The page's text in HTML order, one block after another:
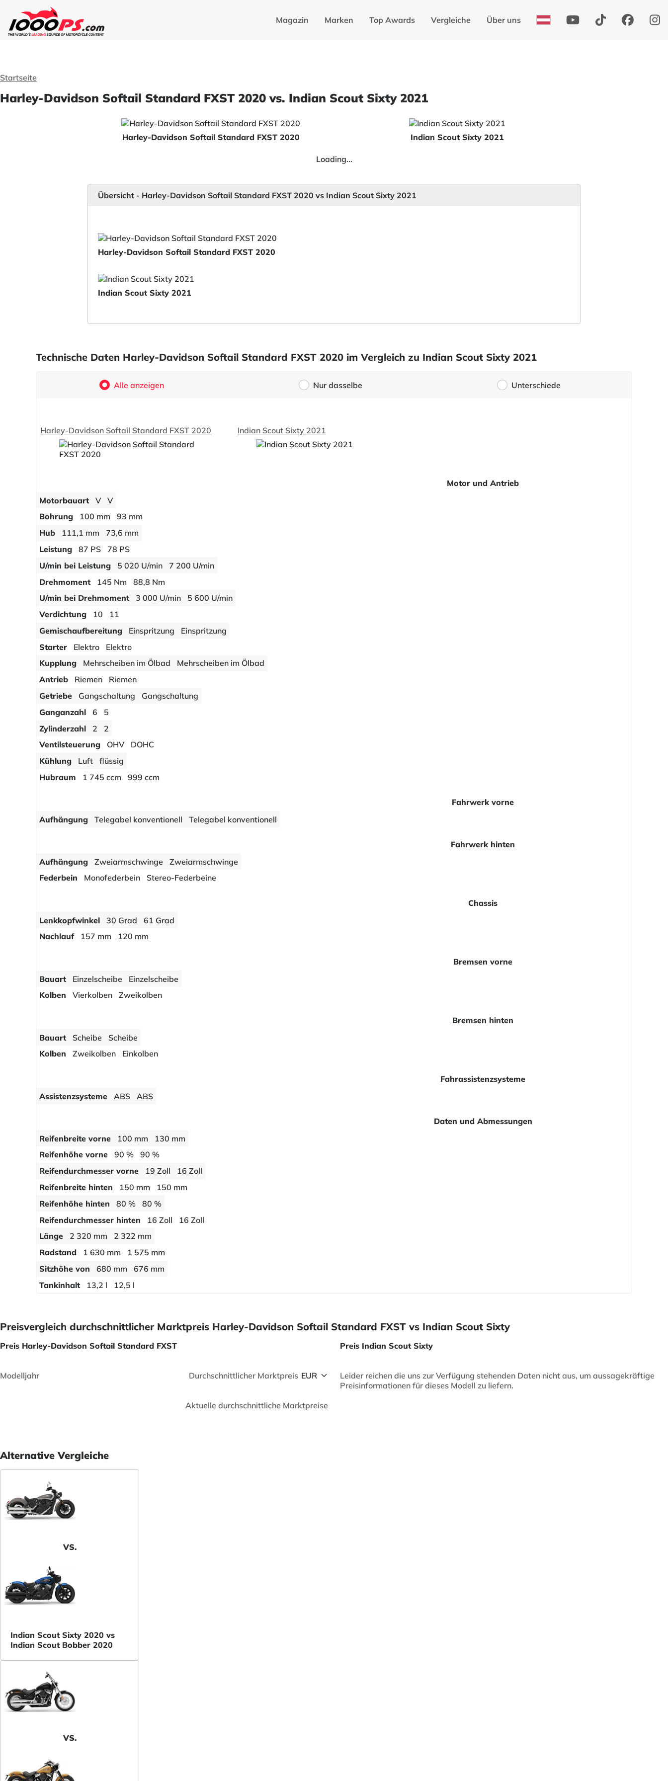
Magazin Marken Top Awards Vergleiche Über uns
Startseite
Harley-Davidson Softail Standard FXST 2020 vs. Indian Scout Sixty 2021
Harley-Davidson Softail Standard FXST 2020 Indian Scout Sixty 2021
Loading...
Übersicht - Harley-Davidson Softail Standard FXST 2020 vs Indian Scout Sixty 2021
Harley-Davidson Softail Standard FXST 2020
Indian Scout Sixty 2021
Technische Daten Harley-Davidson Softail Standard FXST 2020 im Vergleich zu Indian Scout Sixty 2021
Alle anzeigen Nur dasselbe Unterschiede
Harley-Davidson Softail Standard FXST 2020 Indian Scout Sixty 2021
Motor und Antrieb
Motorbauart
V
V
Bohrung
100 mm
93 mm
Hub
111,1 mm
73,6 mm
Leistung
87 PS
78 PS
U/min bei Leistung
5 020 U/min
7 200 U/min
Drehmoment
145 Nm
88,8 Nm
U/min bei Drehmoment
3 000 U/min
5 600 U/min
Verdichtung
10
11
Gemischaufbereitung
Einspritzung
Einspritzung
Starter
Elektro
Elektro
Kupplung
Mehrscheiben im Ölbad
Mehrscheiben im Ölbad
Antrieb
Riemen
Riemen
Getriebe
Gangschaltung
Gangschaltung
Ganganzahl
6
5
Zylinderzahl
2
2
Ventilsteuerung
OHV
DOHC
Kühlung
Luft
flüssig
Hubraum
1 745 ccm 999 ccm
Fahrwerk vorne
Aufhängung
Telegabel konventionell Telegabel konventionell
Fahrwerk hinten
Aufhängung
Zweiarmschwinge
Zweiarmschwinge
Federbein
Monofederbein Stereo-Federbeine
Chassis
Lenkkopfwinkel
30 Grad
61 Grad
Nachlauf
157 mm 120 mm
Bremsen vorne
Bauart
Einzelscheibe
Einzelscheibe
Kolben
Vierkolben Zweikolben
Bremsen hinten
Bauart
Scheibe
Scheibe
Kolben
Zweikolben Einkolben
Fahrassistenzsysteme
Assistenzsysteme
ABS ABS
Daten und Abmessungen
Reifenbreite vorne
100 mm
130 mm
Reifenhöhe vorne
90 %
90 %
Reifendurchmesser vorne
19 Zoll
16 Zoll
Reifenbreite hinten
150 mm
150 mm
Reifenhöhe hinten
80 %
80 %
Reifendurchmesser hinten
16 Zoll
16 Zoll
Länge
2 320 mm
2 322 mm
Radstand
1 630 mm
1 575 mm
Sitzhöhe von
680 mm
676 mm
Tankinhalt
13,2 l 12,5 l
Preisvergleich durchschnittlicher Marktpreis Harley-Davidson Softail Standard FXST vs Indian Scout Sixty
Preis Harley-Davidson Softail Standard FXST
Modelljahr Durchschnittlicher Marktpreis
Aktuelle durchschnittliche Marktpreise
Preis Indian Scout Sixty
Leider reichen die uns zur Verfügung stehenden Daten nicht aus, um aussagekräftige
Preisinformationen für dieses Modell zu liefern.
Alternative Vergleiche
VS.
Indian Scout Sixty 2020 vs
Indian Scout Bobber 2020
VS.